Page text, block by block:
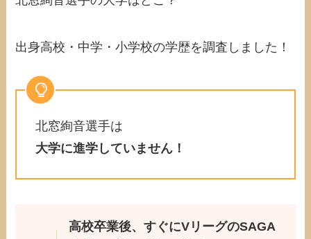
出身高校・中学・小学校の学歴を調査しました！
北窓絢音選手は
大学に進学していません！
高校卒業後、すぐにVリーグのSAGA